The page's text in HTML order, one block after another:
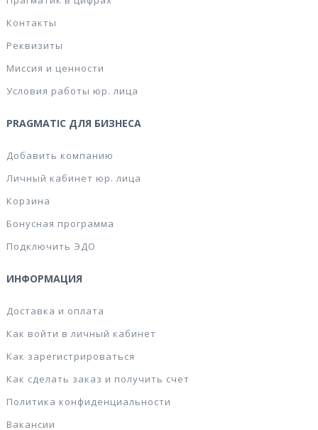
Контакты
Реквизиты
Миссия и ценности
Условия работы юр. лица
PRAGMATIC ДЛЯ БИЗНЕСА
Добавить компанию
Личный кабинет юр. лица
Корзина
Бонусная программа
Подключить ЭДО
ИНФОРМАЦИЯ
Доставка и оплата
Как войти в личный кабинет
Как зарегистрироваться
Как сделать заказ и получить счет
Политика конфиденциальности
Вакансии